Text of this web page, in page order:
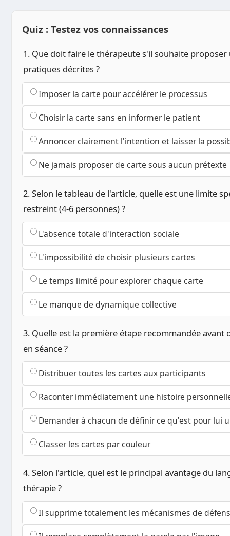
Quiz : Testez vos connaissances
1. Que doit faire le thérapeute s'il souhaite
pratiques décrites ?
Imposer la carte pour accélérer le processus
Choisir la carte sans en informer le patient
Annoncer clairement l'intention et laisser la
Ne jamais proposer de carte sous aucun prétexte
2. Selon le tableau de l'article, quelle est une limite
restreint (4-6 personnes) ?
L'absence totale d'interaction sociale
L'impossibilité de choisir plusieurs cartes
Le temps limité pour explorer chaque carte
Le manque de dynamique collective
3. Quelle est la première étape recommandée
en séance ?
Distribuer toutes les cartes aux participants
Raconter immédiatement une histoire
Demander à chacun de définir ce qu'est pour lui
Classer les cartes par couleur
4. Selon l'article, quel est le principal avantage du
thérapie ?
Il supprime totalement les mécanismes de